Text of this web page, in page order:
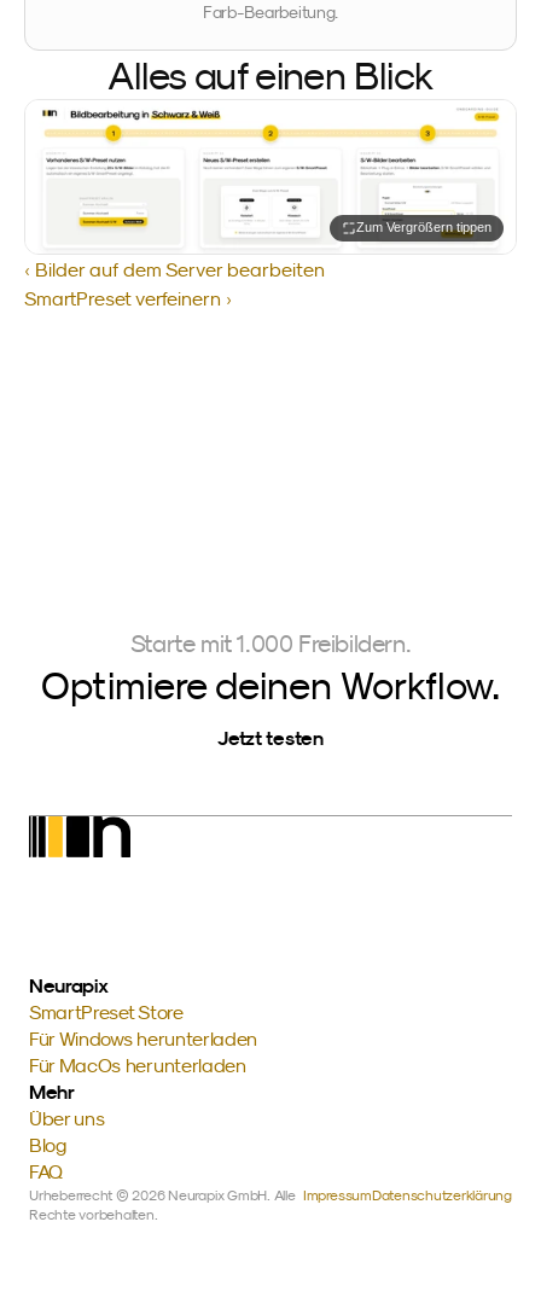
Farb-Bearbeitung.
Alles auf einen Blick
Zum Vergrößern tippen
‹ Bilder auf dem Server bearbeiten
SmartPreset verfeinern ›
Starte mit 1.000 Freibildern.
Optimiere deinen Workflow.
Jetzt testen
Neurapix
SmartPreset Store
Für Windows herunterladen
Für MacOs herunterladen
Mehr
Über uns
Blog
FAQ
Urheberrecht © 2026 Neurapix GmbH. Alle
Rechte vorbehalten.
ImpressumDatenschutzerklärung